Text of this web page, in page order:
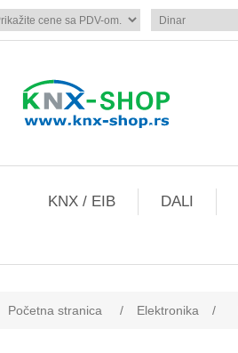
KNX / EIB DALI
Početna stranica / Elektronika /